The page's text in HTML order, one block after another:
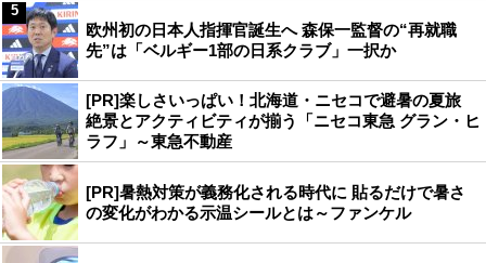
欧州初の日本人指揮官誕生へ 森保一監督の“再就職
先”は「ベルギー1部の日系クラブ」一択か
5
[PR]楽しさいっぱい！北海道・ニセコで避暑の夏旅
絶景とアクティビティが揃う「ニセコ東急 グラン・ヒ
ラフ」～東急不動産
[PR]暑熱対策が義務化される時代に 貼るだけで暑さ
の変化がわかる示温シールとは～ファンケル